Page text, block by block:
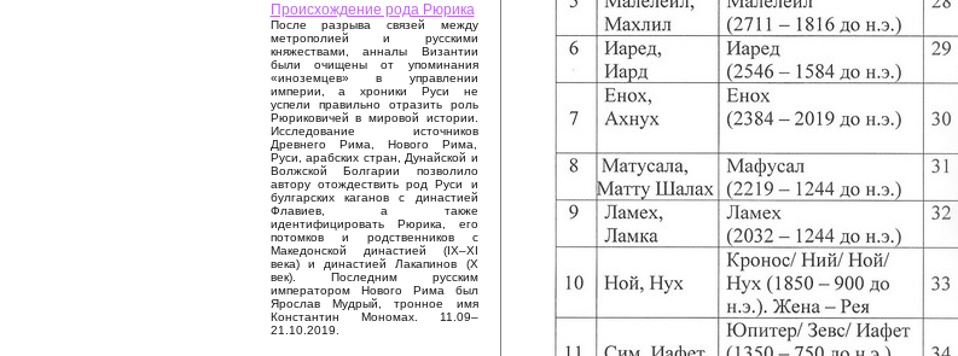
Происхождение рода Рюрика
После разрыва связей между
метрополией и русскими
княжествами, анналы Византии
были очищены от упоминания
«иноземцев» в управлении
империи, а хроники Руси не
успели правильно отразить роль
Рюриковичей в мировой истории.
Исследование источников
Древнего Рима, Нового Рима,
Руси, арабских стран, Дунайской и
Волжской Болгарии позволило
автору отождествить род Руси и
булгарских каганов с династией
Флавиев, а также
идентифицировать Рюрика, его
потомков и родственников с
Македонской династией (IX–XI
века) и династией Лакапинов (X
век). Последним русским
императором Нового Рима был
Ярослав Мудрый, тронное имя
Константин Мономах. 11.09–
21.10.2019.